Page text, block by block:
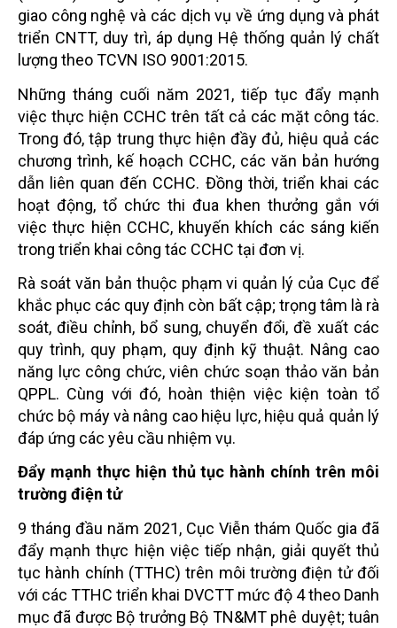
giao công nghệ và các dịch vụ về ứng dụng và phát
triển CNTT, duy trì, áp dụng Hệ thống quản lý chất
lượng theo TCVN ISO 9001:2015.
Những tháng cuối năm 2021, tiếp tục đẩy mạnh
việc thực hiện CCHC trên tất cả các mặt công tác.
Trong đó, tập trung thực hiện đầy đủ, hiệu quả các
chương trình, kế hoạch CCHC, các văn bản hướng
dẫn liên quan đến CCHC. Đồng thời, triển khai các
hoạt động, tổ chức thi đua khen thưởng gắn với
việc thực hiện CCHC, khuyến khích các sáng kiến
trong triển khai công tác CCHC tại đơn vị.
Rà soát văn bản thuộc phạm vi quản lý của Cục để
khắc phục các quy định còn bất cập; trọng tâm là rà
soát, điều chỉnh, bổ sung, chuyển đổi, đề xuất các
quy trình, quy phạm, quy định kỹ thuật. Nâng cao
năng lực công chức, viên chức soạn thảo văn bản
QPPL. Cùng với đó, hoàn thiện việc kiện toàn tổ
chức bộ máy và nâng cao hiệu lực, hiệu quả quản lý
đáp ứng các yêu cầu nhiệm vụ.
Đẩy mạnh thực hiện thủ tục hành chính trên môi
trường điện tử
9 tháng đầu năm 2021, Cục Viễn thám Quốc gia đã
đẩy mạnh thực hiện việc tiếp nhận, giải quyết thủ
tục hành chính (TTHC) trên môi trường điện tử đối
với các TTHC triển khai DVCTT mức độ 4 theo Danh
mục đã được Bộ trưởng Bộ TN&MT phê duyệt; tuân